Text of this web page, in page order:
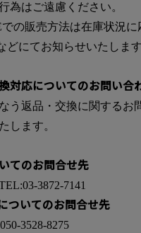
為はご遠慮ください。
の販売方法は在庫状況
どにてお知らせいたしま
対応についてのお問い合
う返品・交換に関するお
します。
てのお問合せ先
3872-7141
ついてのお問合せ先
3528-8275